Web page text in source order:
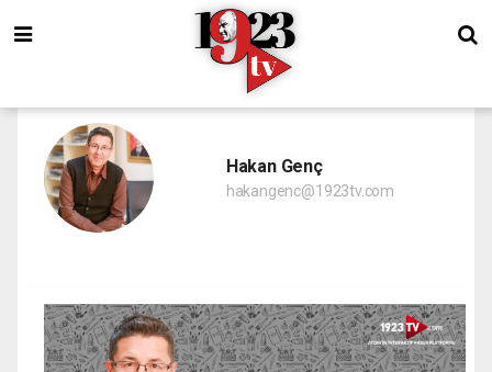
Hakan Genç
hakangenc@1923tv.com